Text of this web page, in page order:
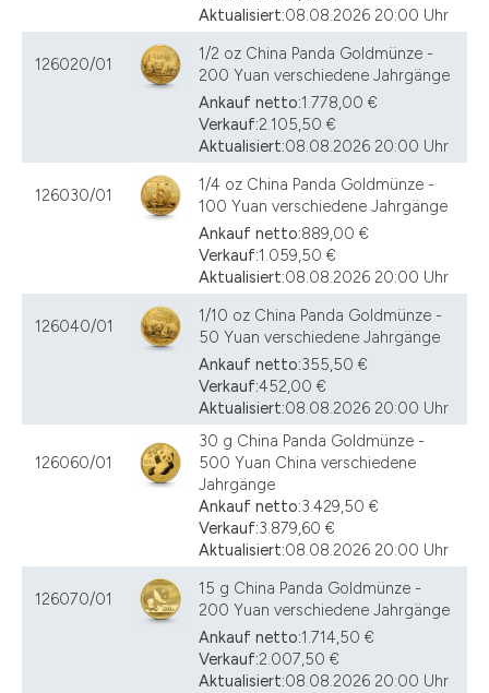
Aktualisiert:08.08.2026 20:00 Uhr
126020/01
1/2 oz China Panda Goldmünze -
200 Yuan verschiedene Jahrgänge
Ankauf netto:1.778,00 €
Verkauf:2.105,50 €
Aktualisiert:08.08.2026 20:00 Uhr
126030/01
1/4 oz China Panda Goldmünze -
100 Yuan verschiedene Jahrgänge
Ankauf netto:889,00 €
Verkauf:1.059,50 €
Aktualisiert:08.08.2026 20:00 Uhr
126040/01
1/10 oz China Panda Goldmünze -
50 Yuan verschiedene Jahrgänge
Ankauf netto:355,50 €
Verkauf:452,00 €
Aktualisiert:08.08.2026 20:00 Uhr
126060/01
30 g China Panda Goldmünze -
500 Yuan China verschiedene
Jahrgänge
Ankauf netto:3.429,50 €
Verkauf:3.879,60 €
Aktualisiert:08.08.2026 20:00 Uhr
126070/01
15 g China Panda Goldmünze -
200 Yuan verschiedene Jahrgänge
Ankauf netto:1.714,50 €
Verkauf:2.007,50 €
Aktualisiert:08.08.2026 20:00 Uhr